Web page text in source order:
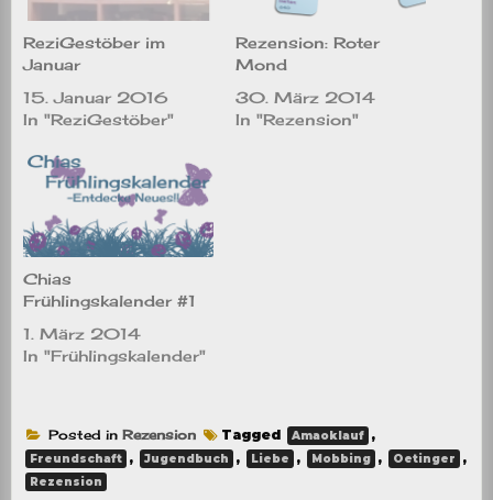
ReziGestöber im
Januar
15. Januar 2016
In "ReziGestöber"
Rezension: Roter
Mond
30. März 2014
In "Rezension"
Chias
Frühlingskalender #1
1. März 2014
In "Frühlingskalender"
Posted in Rezension Tagged Amaoklauf ,
Freundschaft , Jugendbuch , Liebe , Mobbing , Oetinger ,
Rezension